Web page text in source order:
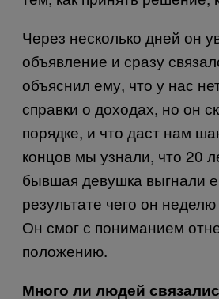
Через несколько дней он
объявление и сразу
объяснил ему, что у нас
справки о доходах, но он
порядке, и что даст нам
концов мы узнали, что 20
бывшая девушка выгнали
результате чего он
Он смог с пониманием
положению.
Много ли людей